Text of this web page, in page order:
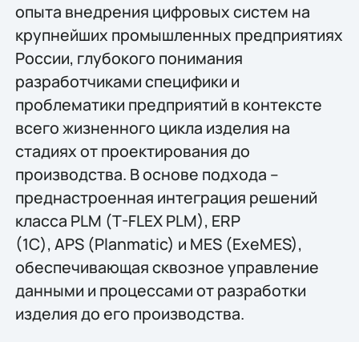
опыта внедрения цифровых систем на
крупнейших промышленных предприятиях
России, глубокого понимания
разработчиками специфики и
проблематики предприятий в контексте
всего жизненного цикла изделия на
стадиях от проектирования до
производства. В основе подхода –
преднастроенная интеграция решений
класса PLM (T-FLEX PLM), ERP
(1С), APS (Planmatic) и MES (ExeMES),
обеспечивающая сквозное управление
данными и процессами от разработки
изделия до его производства.